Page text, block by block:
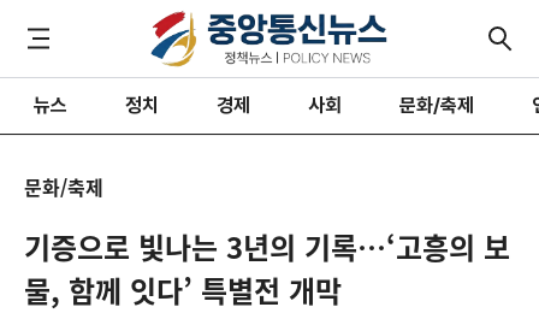
뉴스 정치 경제 사회 문화/축제
문화/축제
기증으로 빛나는 3년의 기록…‘고흥의 보
물, 함께 잇다’ 특별전 개막